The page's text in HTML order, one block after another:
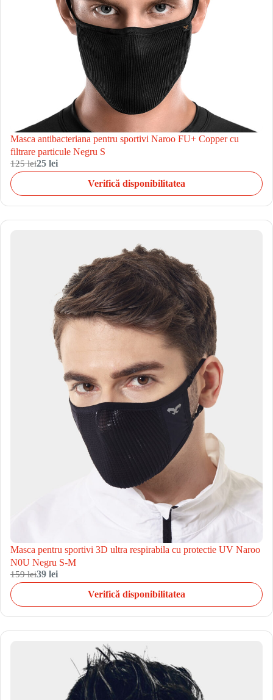
Masca antibacteriana pentru sportivi Naroo FU+ Copper cu
filtrare particule Negru S
125 lei25 lei
Verifică disponibilitatea
Masca pentru sportivi 3D ultra respirabila cu protectie UV Naroo
N0U Negru S-M
159 lei39 lei
Verifică disponibilitatea